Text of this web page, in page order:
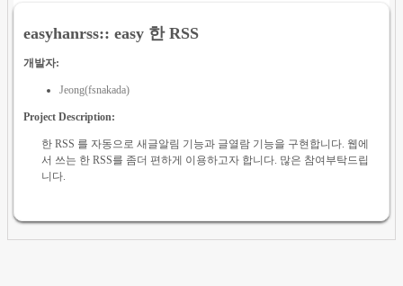
easyhanrss:: easy 한 RSS
개발자:
Jeong(fsnakada)
Project Description:
한 RSS 를 자동으로 새글알림 기능과 글열람 기능을 구현합니다. 웹에
서 쓰는 한 RSS를 좀더 편하게 이용하고자 합니다. 많은 참여부탁드립
니다.